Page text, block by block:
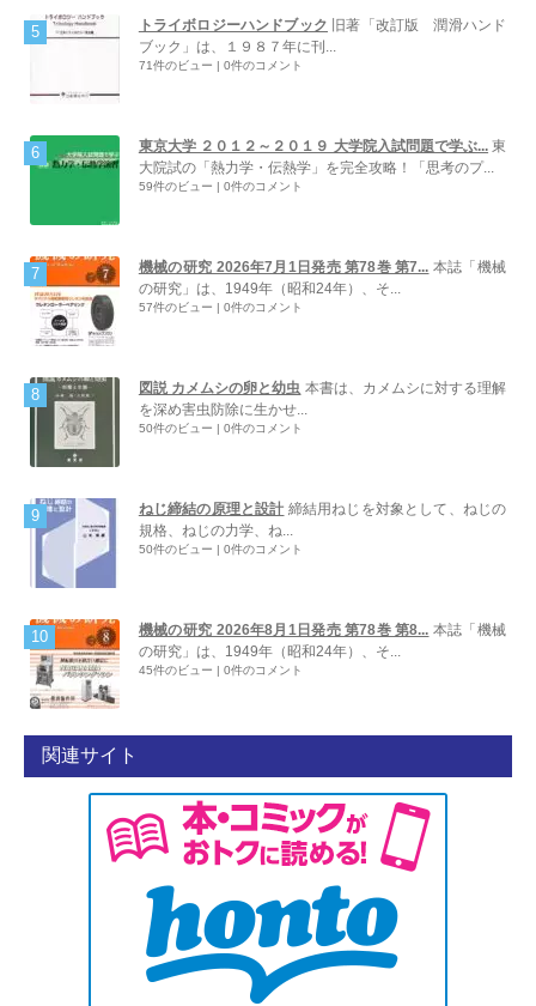
トライボロジーハンドブック
旧著「改訂版 潤滑ハンド
ブック」は、１９８７年に刊...
71件のビュー | 0件のコメント
東京大学 ２０１２～２０１９ 大学院入試問題で学ぶ... 東
大院試の「熱力学・伝熱学」を完全攻略！「思考のプ...
59件のビュー | 0件のコメント
機械の研究 2026年7月1日発売 第78巻 第7... 本誌「機械
の研究」は、1949年（昭和24年）、そ...
57件のビュー | 0件のコメント
図説 カメムシの卵と幼虫 本書は、カメムシに対する理解
を深め害虫防除に生かせ...
50件のビュー | 0件のコメント
ねじ締結の原理と設計 締結用ねじを対象として、ねじの
規格、ねじの力学、ね...
50件のビュー | 0件のコメント
機械の研究 2026年8月1日発売 第78巻 第8... 本誌「機械
の研究」は、1949年（昭和24年）、そ...
45件のビュー | 0件のコメント
関連サイト